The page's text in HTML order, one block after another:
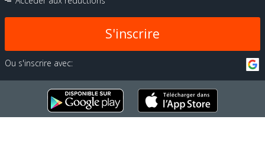
S'inscrire
Ou s'inscrire avec: